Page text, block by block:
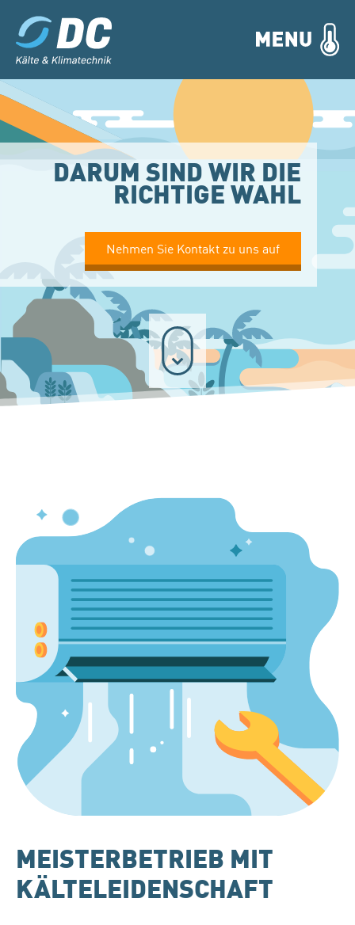
DARUM SIND WIR DIE
RICHTIGE WAHL
Nehmen Sie Kontakt zu uns auf
MEISTERBETRIEB MIT
KÄLTELEIDENSCHAFT